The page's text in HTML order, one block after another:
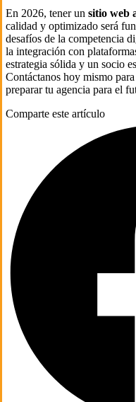
En 2026, tener un sitio web
calidad y optimizado será
desafíos de la competencia
la integración con
estrategia sólida y un socio
Contáctanos hoy mismo
preparar tu agencia para el
Comparte este artículo